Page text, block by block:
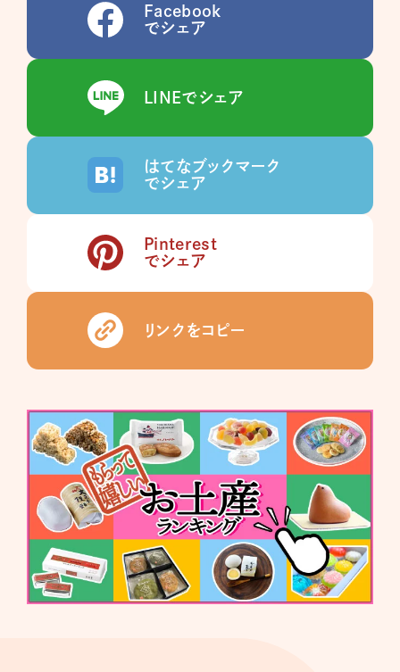
Facebook
でシェア
LINEでシェア
はてなブックマーク
でシェア
Pinterest
でシェア
リンクをコピー